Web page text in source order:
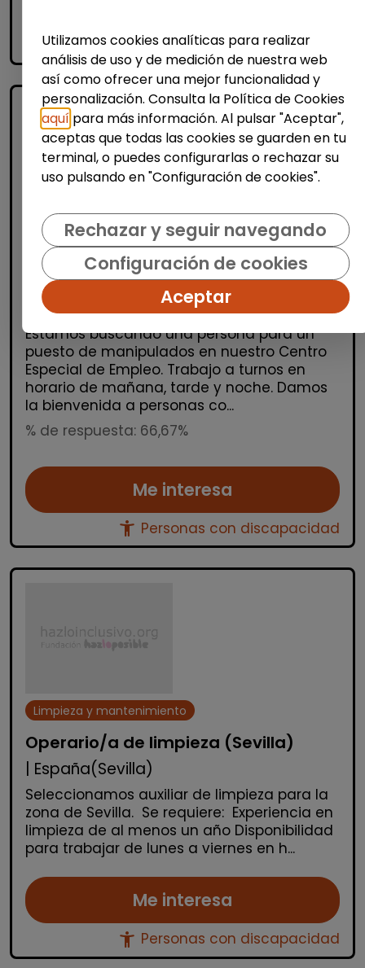
accessibility_newPersonas con discapacidad
Producción, Industria y Calidad
Operario/a de manipulados
(aranjuez, madrid)
INTEGRANDES.ORG| España(Madrid)
Estamos buscando una persona para un
puesto de manipulados en nuestro Centro
Especial de Empleo. Trabajo a turnos en
horario de mañana, tarde y noche. Damos
la bienvenida a personas co...
% de respuesta: 66,67%
Me interesa
accessibility_new Personas con discapacidad
Limpieza y mantenimiento
Operario/a de limpieza (Sevilla)
| España(Sevilla)
Seleccionamos auxiliar de limpieza para la
zona de Sevilla. Se requiere: Experiencia en
limpieza de al menos un año Disponibilidad
para trabajar de lunes a viernes en h...
Me interesa
accessibility_new Personas con discapacidad
Utilizamos cookies analíticas para realizar
análisis de uso y de medición de nuestra web
así como ofrecer una mejor funcionalidad y
personalización. Consulta la Política de Cookies
aquí para más información. Al pulsar "Aceptar",
aceptas que todas las cookies se guarden en tu
terminal, o puedes configurarlas o rechazar su
uso pulsando en "Configuración de cookies".
Rechazar y seguir navegando
Configuración de cookies
Aceptar